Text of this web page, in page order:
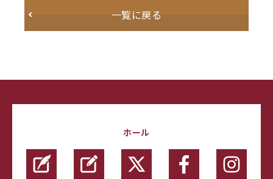
一覧に戻る
ホール